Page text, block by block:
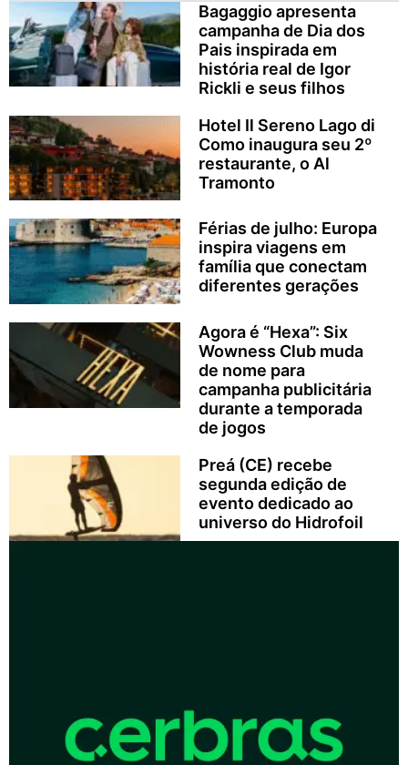
Bagaggio apresenta
campanha de Dia dos
Pais inspirada em
história real de Igor
Rickli e seus filhos
Hotel Il Sereno Lago di
Como inaugura seu 2º
restaurante, o Al
Tramonto
Férias de julho: Europa
inspira viagens em
família que conectam
diferentes gerações
Agora é “Hexa”: Six
Wowness Club muda
de nome para
campanha publicitária
durante a temporada
de jogos
Preá (CE) recebe
segunda edição de
evento dedicado ao
universo do Hidrofoil